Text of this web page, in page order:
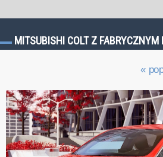
MITSUBISHI COLT Z FABRYCZNYM
«